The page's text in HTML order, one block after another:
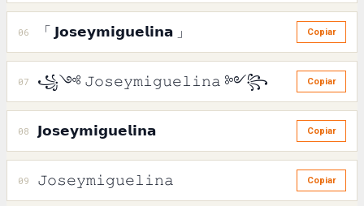
06 「 𝗝𝗼𝘀𝗲𝘆𝗺𝗶𝗴𝘂𝗲𝗹𝗶𝗻𝗮 」 Copiar
07 ꧁༺ 𝙹𝚘𝚜𝚎𝚢𝚖𝚒𝚐𝚞𝚎𝚕𝚒𝚗𝚊 ༻꧂ Copiar
08 𝗝𝗼𝘀𝗲𝘆𝗺𝗶𝗴𝘂𝗲𝗹𝗶𝗻𝗮 Copiar
09 𝙹𝚘𝚜𝚎𝚢𝚖𝚒𝚐𝚞𝚎𝚕𝚒𝚗𝚊 Copiar